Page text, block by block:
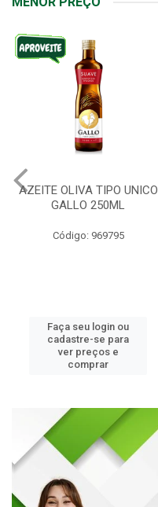
AZEITE OLIVA TIPO UNICO
GALLO 250ML
Código: 969795
Faça seu login ou
cadastre-se para
ver preços e
comprar